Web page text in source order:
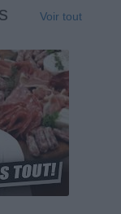
Voir tout